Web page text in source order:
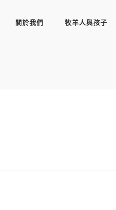
關於我們 牧羊人與孩子